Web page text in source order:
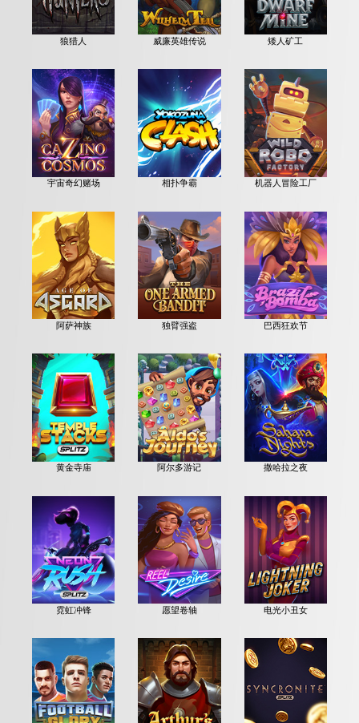
狼猎人 威廉英雄传说 矮人矿工
宇宙奇幻赌场 相扑争霸 机器人冒险工厂
阿萨神族 独臂强盗 巴西狂欢节
黄金寺庙 阿尔多游记 撒哈拉之夜
霓虹冲锋 愿望卷轴 电光小丑女